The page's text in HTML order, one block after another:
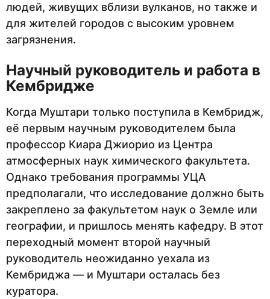
людей, живущих вблизи вулканов, но также и
для жителей городов с высоким уровнем
загрязнения.
Научный руководитель и работа в
Кембридже
Когда Муштари только поступила в Кембридж,
её первым научным руководителем была
профессор Киара Джиорио из Центра
атмосферных наук химического факультета.
Однако требования программы УЦА
предполагали, что исследование должно быть
закреплено за факультетом наук о Земле или
географии, и пришлось менять кафедру. В этот
переходный момент второй научный
руководитель неожиданно уехала из
Кембриджа — и Муштари осталась без
куратора.